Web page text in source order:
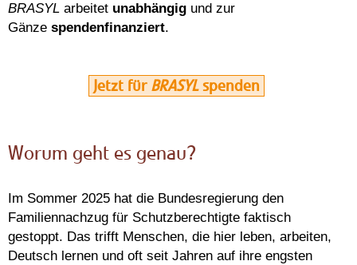
BRASYL arbeitet unabhängig und zur
Gänze spendenfinanziert.
Jetzt für BRASYLspenden
Worum geht es genau?
Im Sommer 2025 hat die Bundesregierung den
Familiennachzug für Schutzberechtigte faktisch
gestoppt. Das trifft Menschen, die hier leben, arbeiten,
Deutsch lernen und oft seit Jahren auf ihre engsten